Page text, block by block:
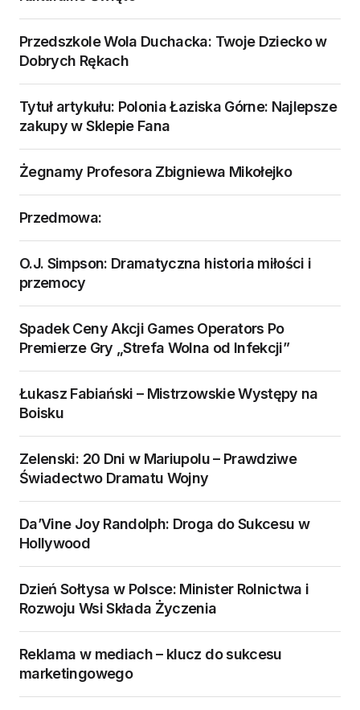
Przedszkole Wola Duchacka: Twoje Dziecko w
Dobrych Rękach
Tytuł artykułu: Polonia Łaziska Górne: Najlepsze
zakupy w Sklepie Fana
Żegnamy Profesora Zbigniewa Mikołejko
Przedmowa:
O.J. Simpson: Dramatyczna historia miłości i
przemocy
Spadek Ceny Akcji Games Operators Po
Premierze Gry „Strefa Wolna od Infekcji”
Łukasz Fabiański – Mistrzowskie Występy na
Boisku
Zelenski: 20 Dni w Mariupolu – Prawdziwe
Świadectwo Dramatu Wojny
Da’Vine Joy Randolph: Droga do Sukcesu w
Hollywood
Dzień Sołtysa w Polsce: Minister Rolnictwa i
Rozwoju Wsi Składa Życzenia
Reklama w mediach – klucz do sukcesu
marketingowego